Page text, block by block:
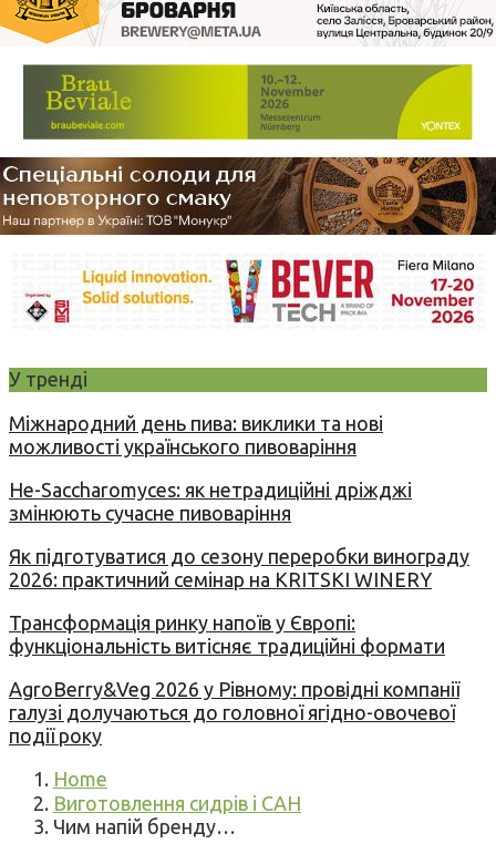
У тренді
Міжнародний день пива: виклики та нові
можливості українського пивоваріння
Не-Saccharomyces: як нетрадиційні дріжджі
змінюють сучасне пивоваріння
Як підготуватися до сезону переробки винограду
2026: практичний семінар на KRITSKI WINERY
Трансформація ринку напоїв у Європі:
функціональність витісняє традиційні формати
AgroBerry&Veg 2026 у Рівному: провідні компанії
галузі долучаються до головної ягідно-овочевої
події року
Home
Виготовлення сидрів і САН
Чим напій бренду…